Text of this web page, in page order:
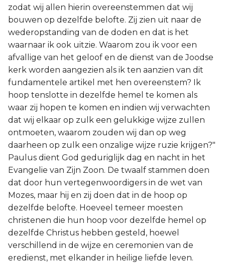
zodat wij allen hierin overeenstemmen dat wij
bouwen op dezelfde belofte. Zij zien uit naar de
wederopstanding van de doden en dat is het
waarnaar ik ook uitzie. Waarom zou ik voor een
afvallige van het geloof en de dienst van de Joodse
kerk worden aangezien als ik ten aanzien van dit
fundamentele artikel met hen overeenstem? Ik
hoop tenslotte in dezelfde hemel te komen als
waar zij hopen te komen en indien wij verwachten
dat wij elkaar op zulk een gelukkige wijze zullen
ontmoeten, waarom zouden wij dan op weg
daarheen op zulk een onzalige wijze ruzie krijgen?"
Paulus dient God geduriglijk dag en nacht in het
Evangelie van Zijn Zoon. De twaalf stammen doen
dat door hun vertegenwoordigers in de wet van
Mozes, maar hij en zij doen dat in de hoop op
dezelfde belofte. Hoeveel temeer moesten
christenen die hun hoop voor dezelfde hemel op
dezelfde Christus hebben gesteld, hoewel
verschillend in de wijze en ceremonien van de
eredienst, met elkander in heilige liefde leven.